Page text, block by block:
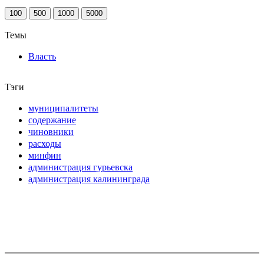
100 500 1000 5000
Темы
Власть
Тэги
муниципалитеты
содержание
чиновники
расходы
минфин
администрация гурьевска
администрация калининграда